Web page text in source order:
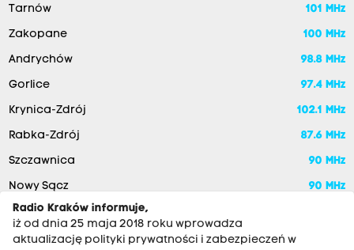
Tarnów 101 MHz
Zakopane 100 MHz
Andrychów 98.8 MHz
Gorlice 97.4 MHz
Krynica-Zdrój 102.1 MHz
Rabka-Zdrój 87.6 MHz
Szczawnica 90 MHz
Nowy Sącz
90 MHz
Radio Kraków informuje,
iż od dnia 25 maja 2018 roku wprowadza
aktualizację polityki prywatności i zabezpieczeń w